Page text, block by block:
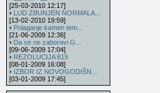
[25-03-2010 12:17]
LUD ZBUNJEN NORMALA...
[13-02-2010 19:59]
Polaganje kamen tem...
[21-06-2009 12:36]
Da se ne zaboravi G...
[09-06-2009 17:04]
REZOLUCIJA 819
[08-01-2009 16:08]
IZBOR IZ NOVOGODIŠN...
[03-01-2009 17:45]